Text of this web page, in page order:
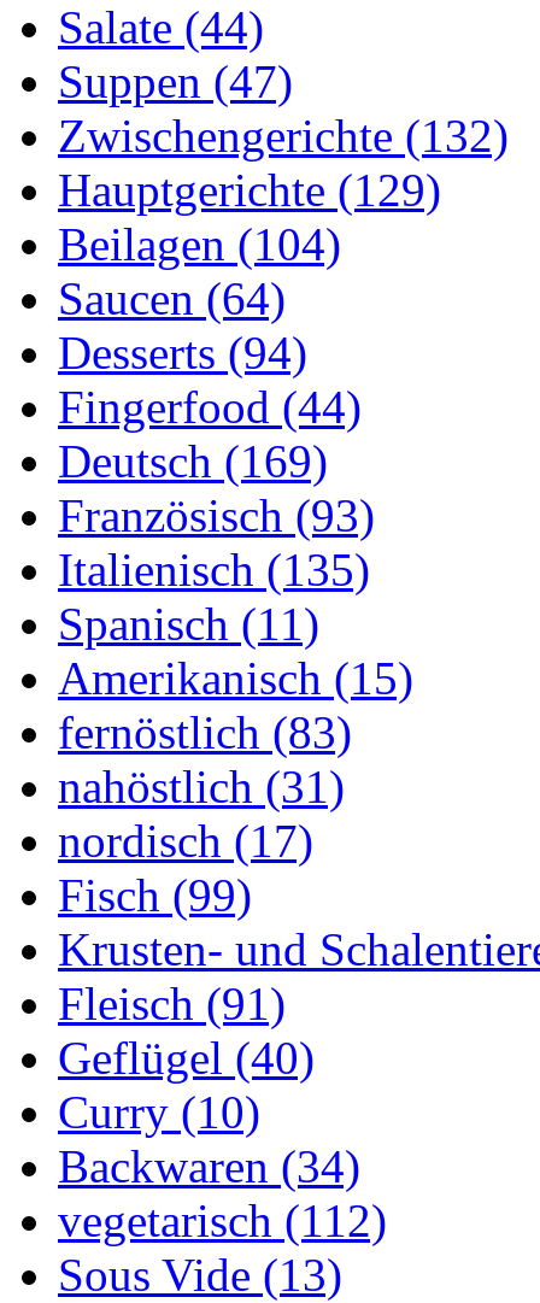
Salate (44)
Suppen (47)
Zwischengerichte (132)
Hauptgerichte (129)
Beilagen (104)
Saucen (64)
Desserts (94)
Fingerfood (44)
Deutsch (169)
Französisch (93)
Italienisch (135)
Spanisch (11)
Amerikanisch (15)
fernöstlich (83)
nahöstlich (31)
nordisch (17)
Fisch (99)
Krusten- und
Fleisch (91)
Geflügel (40)
Curry (10)
Backwaren (34)
vegetarisch (112)
Sous Vide (13)